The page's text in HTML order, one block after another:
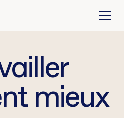
mieux